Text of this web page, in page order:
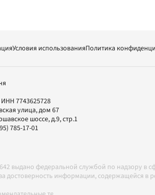
Условия использованияПолитика
7743625728
улица, дом 67
шоссе, д.9, стр.1
785-17-01
выдано федеральной службой по надзору
за достоверность информации, содержащейся